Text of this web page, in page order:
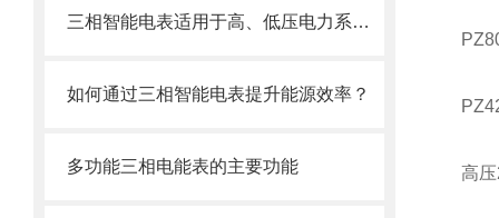
三相智能电表适用于高、低压电力系统中需要检测电力参数的场合
如何通过三相智能电表提升能源效率？
多功能三相电能表的主要功能 高